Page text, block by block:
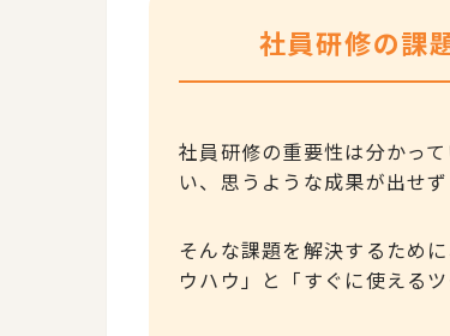
社員研修の課
社員研修の重要性は分かっ
い、思うような成果が出せ
そんな課題を解決するため
ウハウ」と「すぐに使える